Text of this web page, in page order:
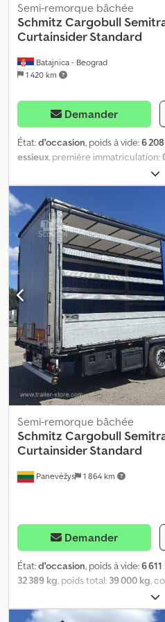
Batajnica - Beograd
1 420 km
Semi-remorque bâchée
Schmitz Cargobull
Curtainsider Standard
Demander
État:d'occasion, poids à vide:6
essieux, première immatriculation:
,
2 480 mm, hauteur de l'espace de
de l'espace de chargement:
pneus:385/65 R22,5, couleur:
2022 , Équipement:ABS, Poids à
EN 12642 (code XL), Espace de
2 480 mm x 2 780 mm. Dimension
utile : 93 m³, 1ᵉʳ essieu : , 2ᵉ essieu :
pneumatique, Protection anti-
freinage électronique EBS, Boîte à
secours (2x), Béquille fixée, Toit
raccordement 1x15- et 2x7
douaniers. Cedpfx Ahozbvq Heqsrf
Panevėžys 1 864 km
Semi-remorque bâchée
Schmitz Cargobull
Curtainsider Standard
Demander
État:d'occasion, poids à vide:6
32 389 kg, poids total: 39 000 kg,
, première immatriculation:
de chargement:13 620 mm,